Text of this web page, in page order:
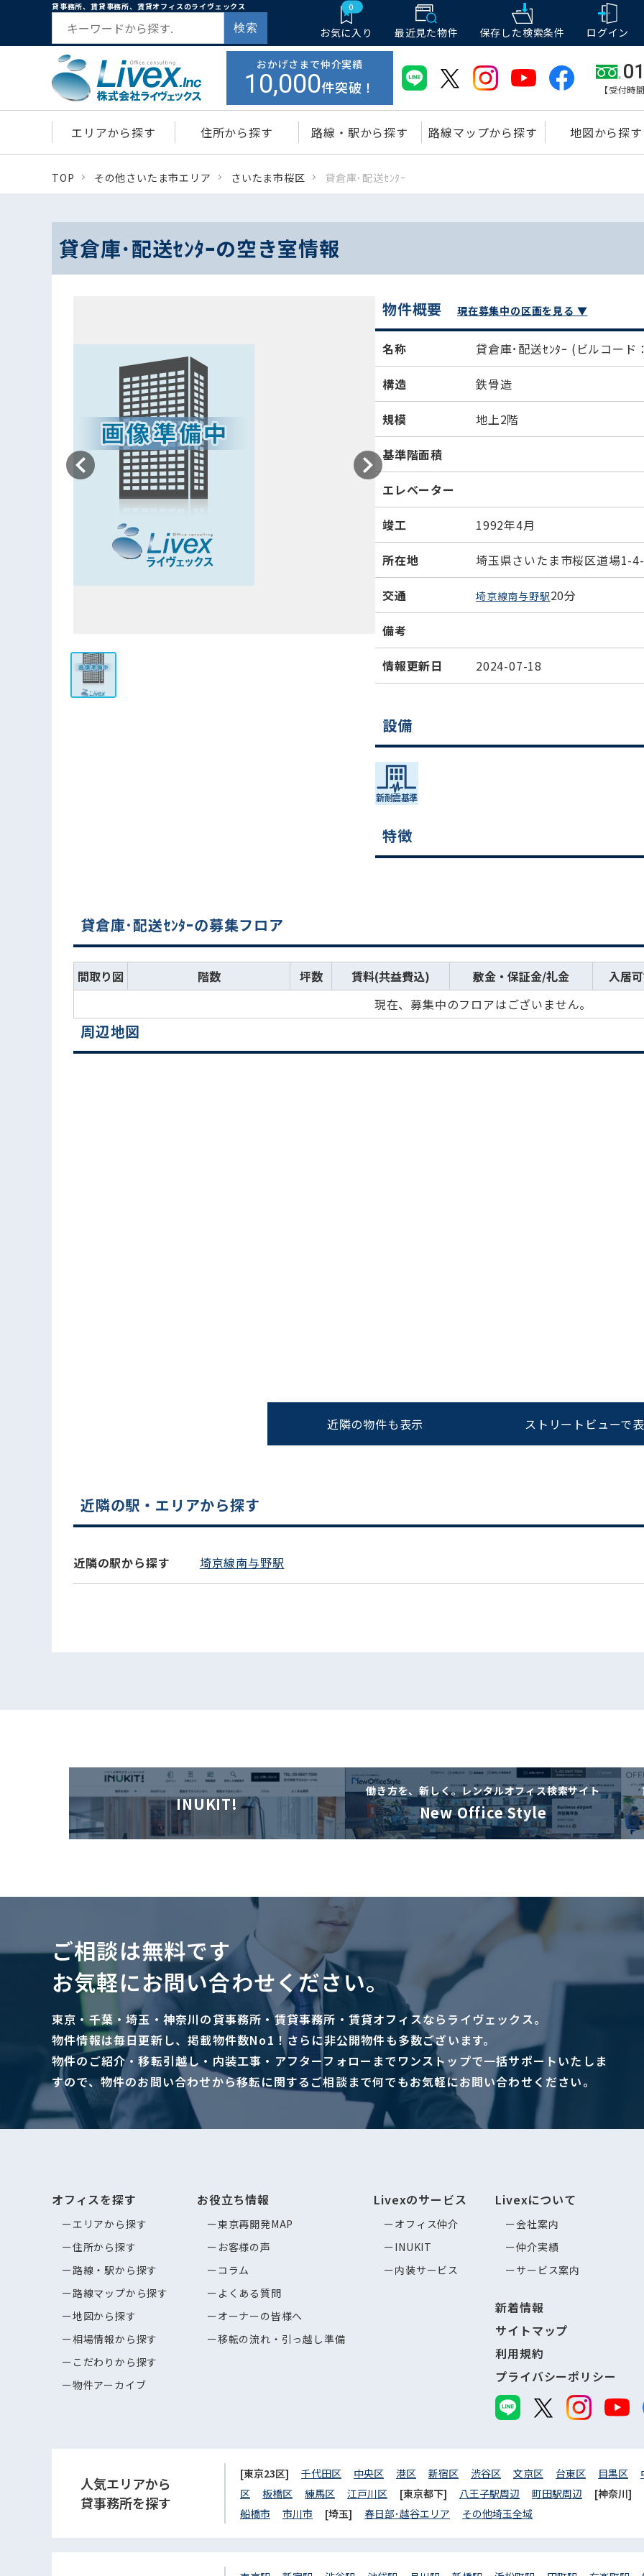
貸事務所、賃貸事務所、賃貸オフィスのライヴェックス
検索
0
お気に入り 最近見た物件 保存した検索条件 ログイン
おかげさまで仲介実績
10,000件突破！ 【受付時
エリアから探す 住所から探す 路線・駅から探す 路線マップから探す 地図から探す
TOP その他さいたま市エリア さいたま市桜区 貸倉庫･配送ｾﾝﾀｰ
貸倉庫･配送ｾﾝﾀｰの空き室情報
物件概要 現在募集中の区画を見る ▼
名称 貸倉庫･配送ｾﾝﾀｰ (ビルコード
構造 鉄骨造
規模 地上2階
基準階面積
エレベーター
竣工 1992年4月
所在地 埼玉県さいたま市桜区道場1-
交通 埼京線南与野駅20分
備考
情報更新日 2024-07-18
設備
特徴
貸倉庫･配送ｾﾝﾀｰの募集フロア
間取り図 階数 坪数 賃料(共益費込) 敷金・保証金/礼金 入居
現在、募集中のフロアはございません。
0120-620-213
平日 9:00〜18:00
周辺地図
近隣の物件も表示 ストリートビューで
近隣の駅・エリアから探す
近隣の駅から探す 埼京線南与野駅
INUKIT!
働き方を、新しく。レンタルオフィス検索サイト
New Office Style
ご相談は無料です
お気軽にお問い合わせください。
東京・千葉・埼玉・神奈川の貸事務所・賃貸事務所・賃貸オフィスならライヴェックス。
物件情報は毎日更新し、掲載物件数No1！さらに非公開物件も多数ございます。
物件のご紹介・移転引越し・内装工事・アフターフォローまでワンストップで一括サポートいたしま
すので、物件のお問い合わせから移転に関するご相談まで何でもお気軽にお問い合わせください。
オフィスを探す
エリアから探す
住所から探す
路線・駅から探す
路線マップから探す
地図から探す
相場情報から探す
こだわりから探す
物件アーカイブ
お役立ち情報
東京再開発MAP
お客様の声
コラム
よくある質問
オーナーの皆様へ
移転の流れ・引っ越し準備
Livexのサービス
オフィス仲介
INUKIT
内装サービス
Livexについて
会社案内
仲介実績
サービス案内
新着情報
サイトマップ
利用規約
プライバシーポリシー
人気エリアから
貸事務所を探す
[東京23区] 千代田区 中央区 港区 新宿区 渋谷区 文京区 台東区 目黒区
区
板橋区 練馬区 江戸川区 [東京都下] 八王子駅周辺 町田駅周辺 [神奈川]
船橋市
市川市 [埼玉] 春日部･越谷エリア その他埼玉全域